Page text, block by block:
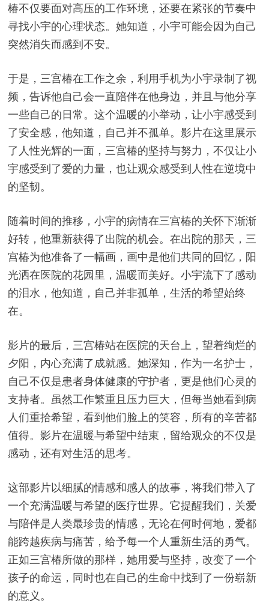
椿不仅要面对高压的工作环境，还要在紧张的节奏中
寻找小宇的心理状态。她知道，小宇可能会因为自己
突然消失而感到不安。
于是，三宫椿在工作之余，利用手机为小宇录制了视
频，告诉他自己会一直陪伴在他身边，并且与他分享
一些自己的日常。这个温暖的小举动，让小宇感受到
了安全感，他知道，自己并不孤单。影片在这里展示
了人性光辉的一面，三宫椿的坚持与努力，不仅让小
宇感受到了爱的力量，也让观众感受到人性在逆境中
的坚韧。
随着时间的推移，小宇的病情在三宫椿的关怀下渐渐
好转，他重新获得了出院的机会。在出院的那天，三
宫椿为他准备了一幅画，画中是他们共同的回忆，阳
光洒在医院的花园里，温暖而美好。小宇流下了感动
的泪水，他知道，自己并非孤单，生活的希望始终
在。
影片的最后，三宫椿站在医院的天台上，望着绚烂的
夕阳，内心充满了成就感。她深知，作为一名护士，
自己不仅是患者身体健康的守护者，更是他们心灵的
支持者。虽然工作繁重且压力巨大，但每当她看到病
人们重拾希望，看到他们脸上的笑容，所有的辛苦都
值得。影片在温暖与希望中结束，留给观众的不仅是
感动，还有对生活的思考。
这部影片以细腻的情感和感人的故事，将我们带入了
一个充满温暖与希望的医疗世界。它提醒我们，关爱
与陪伴是人类最珍贵的情感，无论在何时何地，爱都
能跨越疾病与痛苦，给予每一个人重新生活的勇气。
正如三宫椿所做的那样，她用爱与坚持，改变了一个
孩子的命运，同时也在自己的生命中找到了一份崭新
的意义。